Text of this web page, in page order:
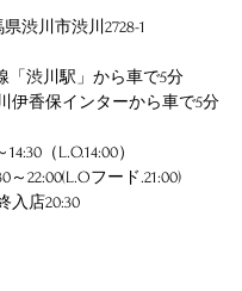
渋川市渋川2728-1
「渋川駅」から車で5分
伊香保インターから車で5分
（L.O.14:00）
～22:00(L.Oフード.21:00)
20:30